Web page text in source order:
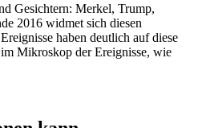
Gesichtern: Merkel, Trump,
2016 widmet sich diesen
haben deutlich auf diese
Mikroskop der Ereignisse, wie